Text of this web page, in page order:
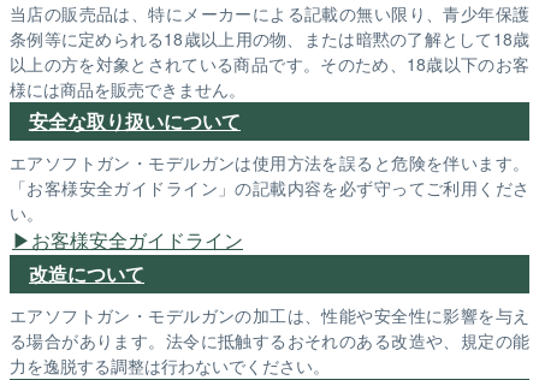
当店の販売品は、特にメーカーによる記載の無い限り、青少年保護
条例等に定められる18歳以上用の物、または暗黙の了解として18歳
以上の方を対象とされている商品です。そのため、18歳以下のお客
様には商品を販売できません。
安全な取り扱いについて
エアソフトガン・モデルガンは使用方法を誤ると危険を伴います。
「お客様安全ガイドライン」の記載内容を必ず守ってご利用くださ
い。
お客様安全ガイドライン
改造について
エアソフトガン・モデルガンの加工は、性能や安全性に影響を与え
る場合があります。法令に抵触するおそれのある改造や、規定の能
力を逸脱する調整は行わないでください。